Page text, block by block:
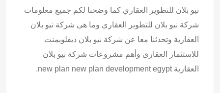
نيو بلان للتطوير العقاري كما وضحنا لكم جميع معلومات
شركة نيو بلان للتطوير العقاري وما هى شركة نيو بلان
العقارية وتحدثنا معا عن شركة نيو بلان ديفلوبمنت
للاستثمار العقارى وأهم مشروعات شركة نيو بلان
العقارية new plan new plan development egypt.